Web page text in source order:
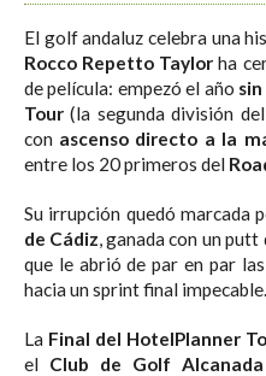
El golf andaluz celebra una
Rocco Repetto Taylor ha
de película: empezó el año
Tour (la segunda división
con ascenso directo a la
entre los 20 primeros del
Su irrupción quedó marcada
de Cádiz, ganada con un putt de más de diez metros en el 18,
que le abrió de par en par las puertas del circuito y lo lanzó
hacia un sprint final impecable.
La Final del HotelPlanner
el Club de Golf